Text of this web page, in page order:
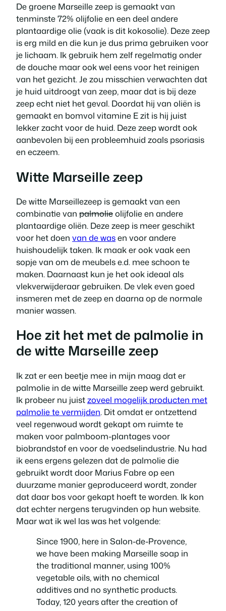
De groene Marseille zeep is gemaakt van
tenminste 72% olijfolie en een deel andere
plantaardige olie (vaak is dit kokosolie). Deze zeep
is erg mild en die kun je dus prima gebruiken voor
je lichaam. Ik gebruik hem zelf regelmatig onder
de douche maar ook wel eens voor het reinigen
van het gezicht. Je zou misschien verwachten dat
je huid uitdroogt van zeep, maar dat is bij deze
zeep echt niet het geval. Doordat hij van oliën is
gemaakt en bomvol vitamine E zit is hij juist
lekker zacht voor de huid. Deze zeep wordt ook
aanbevolen bij een probleemhuid zoals psoriasis
en eczeem.
Witte Marseille zeep
De witte Marseillezeep is gemaakt van een
combinatie van palmolieolijfolie en andere
plantaardige oliën. Deze zeep is meer geschikt
voor het doen van de wasen voor andere
huishoudelijk taken. Ik maak er ook vaak een
sopje van om de meubels e.d. mee schoon te
maken. Daarnaast kun je het ook ideaal als
vlekverwijderaar gebruiken. De vlek even goed
insmeren met de zeep en daarna op de normale
manier wassen.
Hoe zit het met de palmolie in
de witte Marseille zeep
Ik zat er een beetje mee in mijn maag dat er
palmolie in de witte Marseille zeep werd gebruikt.
Ik probeer nu juistzoveel mogelijk producten met
palmolie te vermijden. Dit omdat er ontzettend
veel regenwoud wordt gekapt om ruimte te
maken voor palmboom-plantages voor
biobrandstof en voor de voedselindustrie. Nu had
ik eens ergens gelezen dat de palmolie die
gebruikt wordt door Marius Fabre op een
duurzame manier geproduceerd wordt, zonder
dat daar bos voor gekapt hoeft te worden. Ik kon
dat echter nergens terugvinden op hun website.
Maar wat ik wel las was het volgende:
Since 1900, here in Salon-de-Provence,
we have been making Marseille soap in
the traditional manner, using 100%
vegetable oils, with no chemical
additives and no synthetic products.
Today, 120 years after the creation of